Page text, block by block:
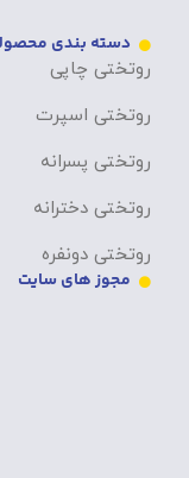
دسته بندی
روتختی چاپی
روتختی اسپرت
روتختی پسرانه
روتختی دخترانه
روتختی دونفره
مجوز های سایت